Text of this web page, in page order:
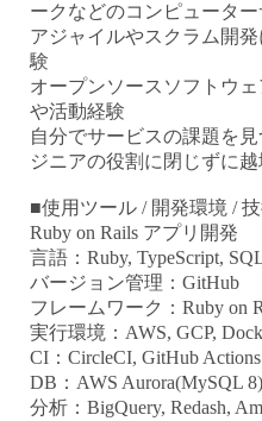
ークなどのコンピュータ
アジャイルやスクラム開
験
オープンソースソフトウ
や活動経験
自分でサービスの課題を
ジニアの役割に閉じずに
■使用ツール / 開発環境 /
Ruby on Rails アプリ開発
言語：Ruby, TypeScript,
バージョン管理：GitHub
フレームワーク：Ruby on
実行環境：AWS, GCP,
CI：CircleCI, GitHub Actions
DB：AWS Aurora(MySQL
分析：BigQuery, Redash,